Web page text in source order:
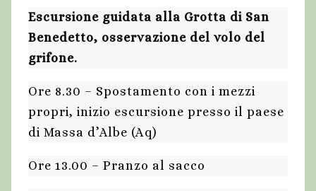
Escursione guidata alla Grotta di San
Benedetto, osservazione del volo del
grifone.
Ore 8.30 – Spostamento con i mezzi
propri, inizio escursione presso il paese
di Massa d’Albe (Aq)
Ore 13.00 – Pranzo al sacco